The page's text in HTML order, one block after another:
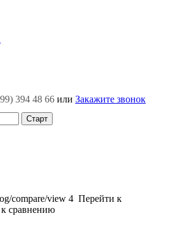
394 48 66 или Закажите звонок
compare/view 4 Перейти к
сравнению